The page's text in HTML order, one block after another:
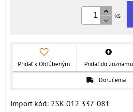
ks
Pridať k Obľúbeným Pridať do zoznamu
Doručenia
Import kód: 2SK 012 337-081